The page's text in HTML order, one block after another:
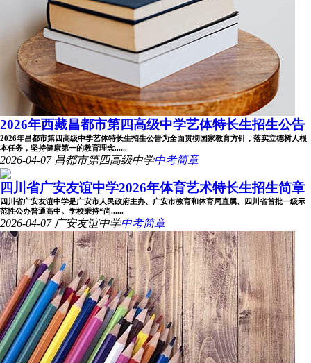
2026年西藏昌都市第四高级中学艺体特长生招生公告
2026年昌都市第四高级中学艺体特长生招生公告为全面贯彻国家教育方针，落实立德树人根
本任务，坚持健康第一的教育理念......
2026-04-07 昌都市第四高级中学中考简章
四川省广安友谊中学2026年体育艺术特长生招生简章
四川省广安友谊中学是广安市人民政府主办、广安市教育和体育局直属、四川省首批一级示
范性公办普通高中。学校秉持“尚......
2026-04-07 广安友谊中学中考简章